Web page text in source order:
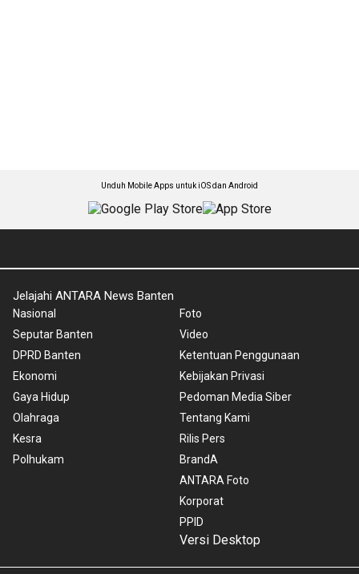
Unduh Mobile Apps untuk iOS dan Android
Jelajahi ANTARA News Banten
Nasional
Seputar Banten
DPRD Banten
Ekonomi
Gaya Hidup
Olahraga
Kesra
Polhukam
Foto
Video
Ketentuan Penggunaan
Kebijakan Privasi
Pedoman Media Siber
Tentang Kami
Rilis Pers
BrandA
ANTARA Foto
Korporat
PPID
Versi Desktop